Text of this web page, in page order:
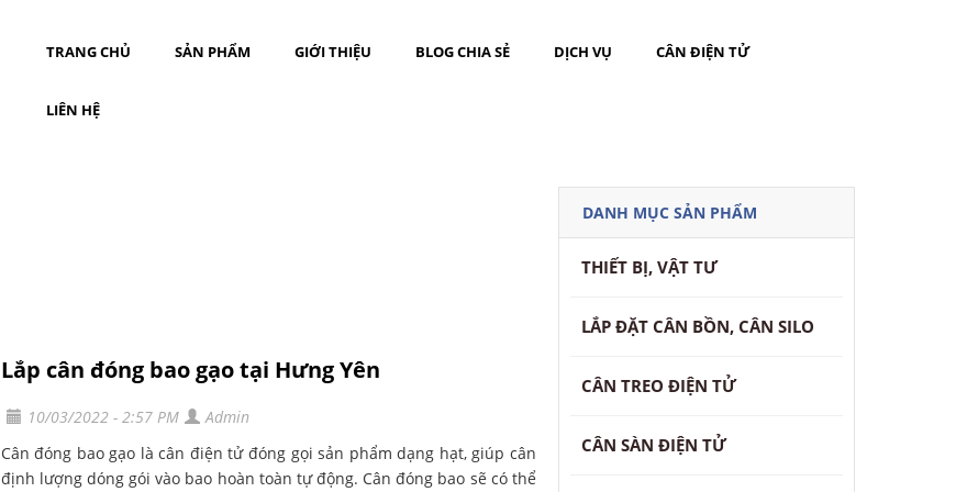
TRANG CHỦ SẢN PHẨM GIỚI THIỆU BLOG CHIA SẺ DỊCH VỤ CÂN ĐIỆN TỬ
LIÊN HỆ
Lắp cân đóng bao gạo tại Hưng Yên
10/03/2022 - 2:57 PM
Admin
Cân đóng bao gạo là cân điện tử đóng gọi sản phẩm dạng hạt, giúp cân
định lượng dóng gói vào bao hoàn toàn tự động. Cân đóng bao sẽ có thể
DANH MỤC SẢN PHẨM
THIẾT BỊ, VẬT TƯ
LẮP ĐẶT CÂN BỒN, CÂN SILO
CÂN TREO ĐIỆN TỬ
CÂN SÀN ĐIỆN TỬ